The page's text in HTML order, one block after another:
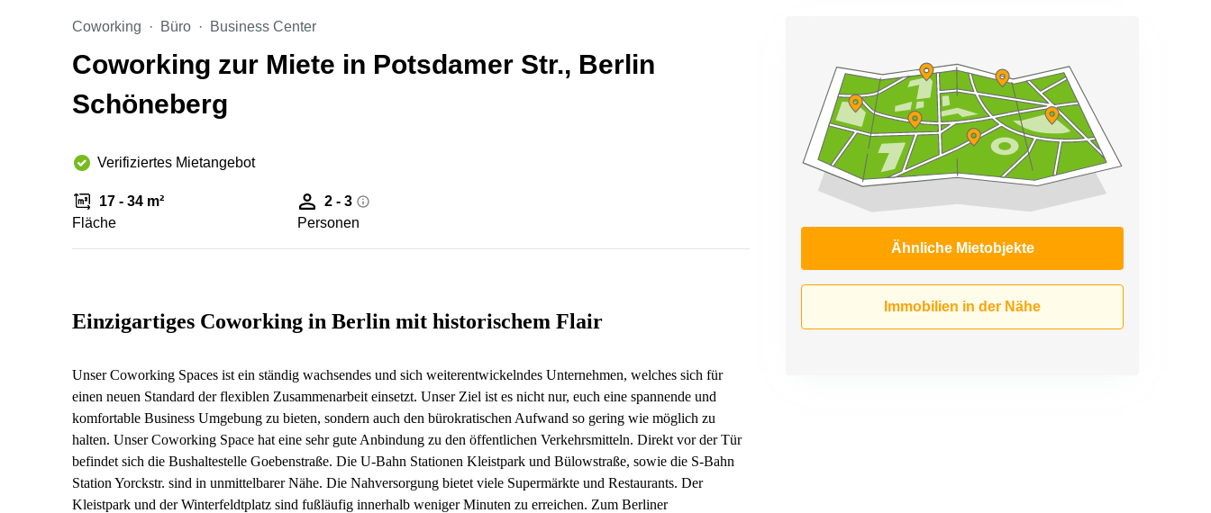
Coworking Büro Business Center
Coworking zur Miete in Potsdamer Str., Berlin
Schöneberg
Verifiziertes Mietangebot
17 - 34 m²
Fläche
2 - 3
Personen
Ähnliche Mietobjekte
Immobilien in der Nähe
Einzigartiges Coworking in Berlin mit historischem Flair
Unser Coworking Spaces ist ein ständig wachsendes und sich weiterentwickelndes Unternehmen, welches sich für
einen neuen Standard der flexiblen Zusammenarbeit einsetzt. Unser Ziel ist es nicht nur, euch eine spannende und
komfortable Business Umgebung zu bieten, sondern auch den bürokratischen Aufwand so gering wie möglich zu
halten. Unser Coworking Space hat eine sehr gute Anbindung zu den öffentlichen Verkehrsmitteln. Direkt vor der Tür
befindet sich die Bushaltestelle Goebenstraße. Die U-Bahn Stationen Kleistpark und Bülowstraße, sowie die S-Bahn
Station Yorckstr. sind in unmittelbarer Nähe. Die Nahversorgung bietet viele Supermärkte und Restaurants. Der
Kleistpark und der Winterfeldtplatz sind fußläufig innerhalb weniger Minuten zu erreichen. Zum Berliner